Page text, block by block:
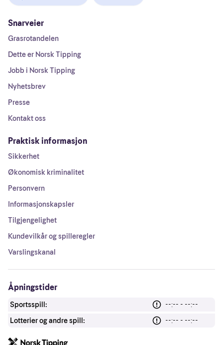
Snarveier
Grasrotandelen
Dette er Norsk Tipping
Jobb i Norsk Tipping
Nyhetsbrev
Presse
Kontakt oss
Praktisk informasjon
Sikkerhet
Økonomisk kriminalitet
Personvern
Informasjonskapsler
Tilgjengelighet
Kundevilkår og spilleregler
Varslingskanal
Åpningstider
Sportsspill:
--:-- - --:--
Lotterier og andre spill:
--:-- - --:--